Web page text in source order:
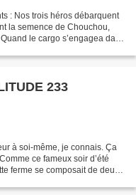
: Nos trois héros débarquent
la semence de Chouchou,
le cargo s’engagea dans
233
à soi-même, je connais. Ça
ce fameux soir d’été
ferme se composait de deux